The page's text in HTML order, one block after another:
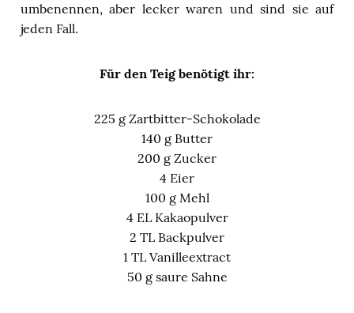
umbenennen, aber lecker waren und sind sie auf
jeden Fall.
Für den Teig benötigt ihr:
225 g Zartbitter-Schokolade
140 g Butter
200 g Zucker
4 Eier
100 g Mehl
4 EL Kakaopulver
2 TL Backpulver
1 TL Vanilleextract
50 g saure Sahne